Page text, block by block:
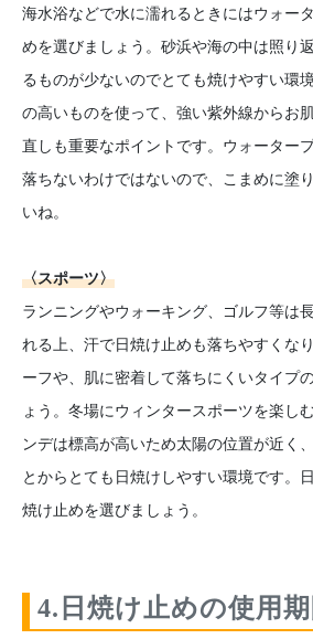
海水浴などで水に濡れるときにはウォー
めを選びましょう。砂浜や海の中は照り
るものが少ないのでとても焼けやすい環
の高いものを使って、強い紫外線からお
直しも重要なポイントです。ウォーター
落ちないわけではないので、こまめに塗
いね。
〈スポーツ〉
ランニングやウォーキング、ゴルフ等は
れる上、汗で日焼け止めも落ちやすくな
ーフや、肌に密着して落ちにくいタイプ
ょう。冬場にウィンタースポーツを楽し
ンデは標高が高いため太陽の位置が近く
とからとても日焼けしやすい環境です。
焼け止めを選びましょう。
4.日焼け止めの使用